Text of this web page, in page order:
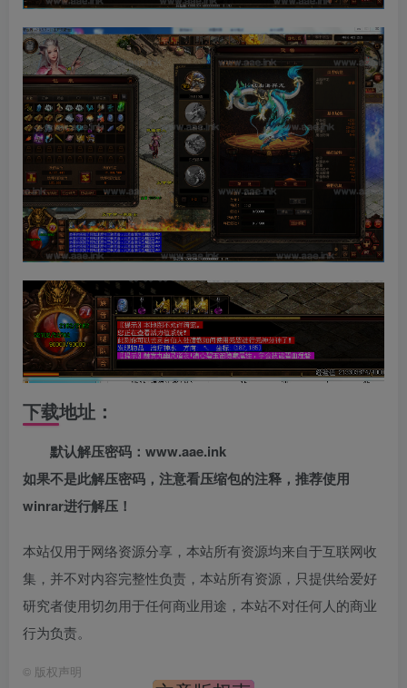
下载地址：
默认解压密码：www.aae.ink
如果不是此解压密码，注意看压缩包的注释，推荐使用
winrar进行解压！
本站仅用于网络资源分享，本站所有资源均来自于互联网收
集，并不对内容完整性负责，本站所有资源，只提供给爱好
研究者使用切勿用于任何商业用途，本站不对任何人的商业
行为负责。
© 版权声明